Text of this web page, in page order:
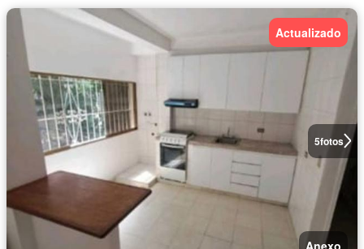
5fotos
Actualizado